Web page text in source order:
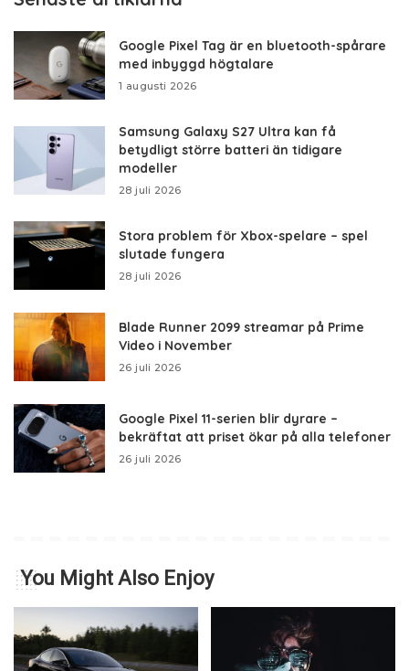
Google Pixel Tag är en bluetooth-spårare
med inbyggd högtalare
1 augusti 2026
Samsung Galaxy S27 Ultra kan få
betydligt större batteri än tidigare
modeller
28 juli 2026
Stora problem för Xbox-spelare – spel
slutade fungera
28 juli 2026
Blade Runner 2099 streamar på Prime
Video i November
26 juli 2026
Google Pixel 11-serien blir dyrare –
bekräftat att priset ökar på alla telefoner
26 juli 2026
You Might Also Enjoy